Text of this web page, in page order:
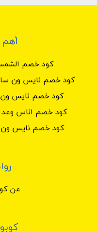
أهم
كود خصم الشمس
كود خصم نايس ون
كود خصم نايس ون
كود خصم اناس وعد التركي 15%
كود خصم نايس ون
عن